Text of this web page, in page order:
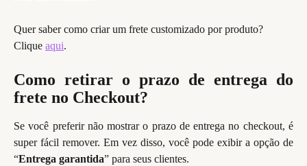
Quer saber como criar um frete customizado por produto?
Clique aqui.
Como retirar o prazo de entrega do
frete no Checkout?
Se você preferir não mostrar o prazo de entrega no checkout, é
super fácil remover. Em vez disso, você pode exibir a opção de
“Entrega garantida” para seus clientes.